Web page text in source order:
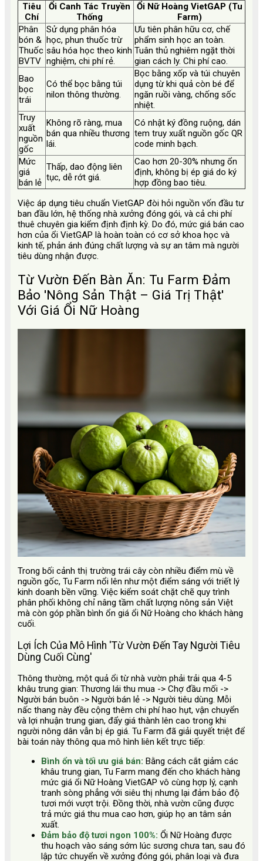
Tiêu
Chí
Ổi Canh Tác Truyền
Thống
Ổi Nữ Hoàng VietGAP (Tu
Farm)
Phân
bón &
Thuốc
BVTV
Sử dụng phân hóa
học, phun thuốc trừ
sâu hóa học theo kinh
nghiệm, chi phí rẻ.
Ưu tiên phân hữu cơ, chế
phẩm sinh học an toàn.
Tuân thủ nghiêm ngặt thời
gian cách ly. Chi phí cao.
Bao
bọc
trái
Có thể bọc bằng túi
nilon thông thường.
Bọc bằng xốp và túi chuyên
dụng từ khi quả còn bé để
ngăn ruồi vàng, chống sốc
nhiệt.
Truy
xuất
nguồn
gốc
Không rõ ràng, mua
bán qua nhiều thương
lái.
Có nhật ký đồng ruộng, dán
tem truy xuất nguồn gốc QR
code minh bạch.
Mức
giá
bán lẻ
Thấp, dao động liên
tục, dễ rớt giá.
Cao hơn 20-30% nhưng ổn
định, không bị ép giá do ký
hợp đồng bao tiêu.
Việc áp dụng tiêu chuẩn VietGAP đòi hỏi nguồn vốn đầu tư
ban đầu lớn, hệ thống nhà xưởng đóng gói, và cả chi phí
thuê chuyên gia kiểm định định kỳ. Do đó, mức giá bán cao
hơn của ổi VietGAP là hoàn toàn có cơ sở khoa học và
kinh tế, phản ánh đúng chất lượng và sự an tâm mà người
tiêu dùng nhận được.
Từ Vườn Đến Bàn Ăn: Tu Farm Đảm
Bảo 'Nông Sản Thật – Giá Trị Thật'
Với Giá Ổi Nữ Hoàng
Trong bối cảnh thị trường trái cây còn nhiều điểm mù về
nguồn gốc, Tu Farm nổi lên như một điểm sáng với triết lý
kinh doanh bền vững. Việc kiểm soát chặt chẽ quy trình
phân phối không chỉ nâng tầm chất lượng nông sản Việt
mà còn góp phần bình ổn giá ổi Nữ Hoàng cho khách hàng
cuối.
Lợi Ích Của Mô Hình 'Từ Vườn Đến Tay Người Tiêu
Dùng Cuối Cùng'
Thông thường, một quả ổi từ nhà vườn phải trải qua 4-5
khâu trung gian: Thương lái thu mua -> Chợ đầu mối ->
Người bán buôn -> Người bán lẻ -> Người tiêu dùng. Mỗi
nấc thang này đều cộng thêm chi phí hao hụt, vận chuyển
và lợi nhuận trung gian, đẩy giá thành lên cao trong khi
người nông dân vẫn bị ép giá. Tu Farm đã giải quyết triệt để
bài toán này thông qua mô hình liên kết trực tiếp:
Bình ổn và tối ưu giá bán: Bằng cách cắt giảm các
khâu trung gian, Tu Farm mang đến cho khách hàng
mức giá ổi Nữ Hoàng VietGAP vô cùng hợp lý, cạnh
tranh sòng phẳng với siêu thị nhưng lại đảm bảo độ
tươi mới vượt trội. Đồng thời, nhà vườn cũng được
trả mức giá thu mua cao hơn, giúp họ an tâm sản
xuất.
Đảm bảo độ tươi ngon 100%: Ổi Nữ Hoàng được
thu hoạch vào sáng sớm lúc sương chưa tan, sau đó
lập tức chuyển về xưởng đóng gói, phân loại và đưa